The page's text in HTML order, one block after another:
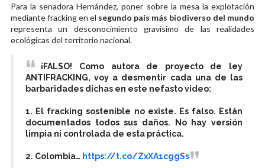
Para la senadora Hernández, poner sobre la mesa la explotación
mediante fracking en el segundo país más biodiverso del mundo
representa un desconocimiento gravísimo de las realidades
ecológicas del territorio nacional.
¡FALSO! Como autora de proyecto de ley
ANTIFRACKING, voy a desmentir cada una de las
barbaridades dichas en este nefasto video:
1. El fracking sostenible no existe. Es falso. Están
documentados todos sus daños. No hay versión
limpia ni controlada de esta práctica.
2. Colombia… https://t.co/ZxXA1cggSs